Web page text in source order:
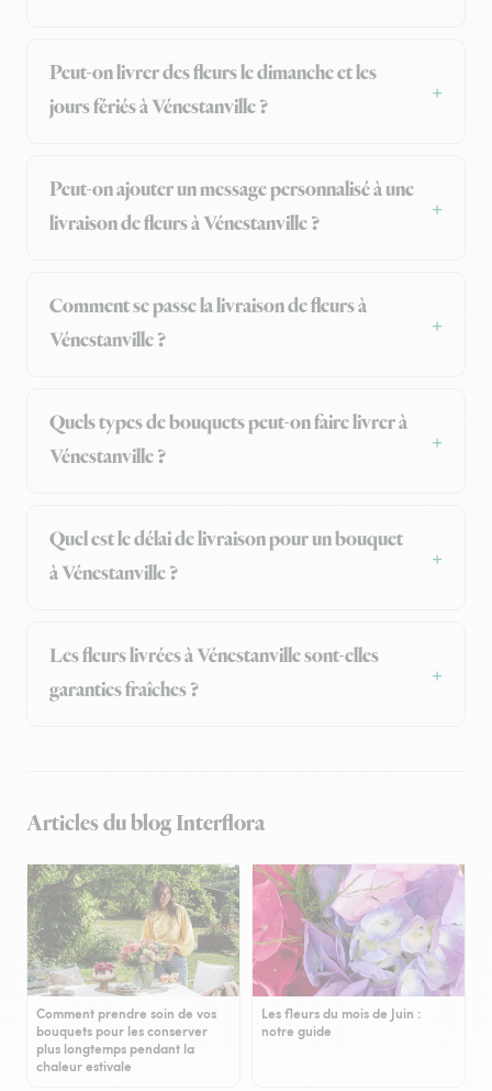
Peut-on livrer des fleurs le dimanche et les
jours fériés à Vénestanville ?
Peut-on ajouter un message personnalisé à une
livraison de fleurs à Vénestanville ?
Comment se passe la livraison de fleurs à
Vénestanville ?
Quels types de bouquets peut-on faire livrer à
Vénestanville ?
Quel est le délai de livraison pour un bouquet
à Vénestanville ?
Les fleurs livrées à Vénestanville sont-elles
garanties fraîches ?
Articles du blog Interflora
Comment prendre soin de vos
bouquets pour les conserver
plus longtemps pendant la
chaleur estivale
Les fleurs du mois de Juin :
notre guide